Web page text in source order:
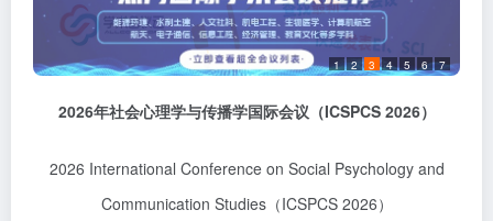
1 2 3 4 5 6 7
2026年社会心理学与传播学国际会议 （ICSPCS 2026）
2026 International Conference on Social Psychology and
Communication Studies（ICSPCS 2026）